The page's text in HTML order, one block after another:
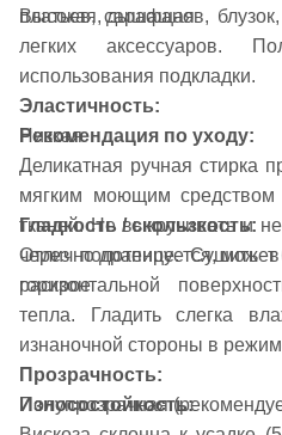
платьев, сарафанов,
легких аксессуаров.
использования подкладки.
Рекомендация по уходу:
Деликатная ручная стирка
мягким моющим средством
тканей. Не выкручивать и
через полотенце. Сушить
горизонтальной
тепла. Гладить слегка
изнаночной стороны в
Износостойкость:
Высокая, дышащая
Эластичность:
Низкая
Гладкость / скользкость:
Отлично драпируется, может
раскрое
Прозрачность:
Полупрозрачная